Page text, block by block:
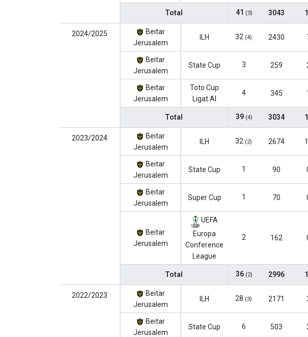
Total 41 (3) 3043
2024/2025
Beitar
Jerusalem
ILH 32 (4) 2430
Beitar
Jerusalem
State Cup 3 259
Beitar
Jerusalem
Toto Cup
Ligat Al
4 345
Total 39 (4) 3034
2023/2024
Beitar
Jerusalem
ILH 32 (2) 2674
Beitar
Jerusalem
State Cup 1 90
Beitar
Jerusalem
Super Cup 1 70
Beitar
Jerusalem
UEFA
Europa
Conference
League
2 162
Total 36 (2) 2996
2022/2023
Beitar
Jerusalem
ILH 28 (3) 2171
Beitar
Jerusalem
State Cup 6 503